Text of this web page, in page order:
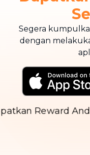
Segera
dengan